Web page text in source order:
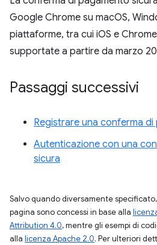
Google Chrome su macOS,
piattaforme, tra cui iOS e
supportate a partire da marzo
Passaggi successivi
Registrare una conferma
Autenticazione con una
sicura
Salvo quando diversamente
pagina sono concessi in base alla
Attribution 4.0, mentre gli esempi di
alla licenza Apache 2.0. Per ulteriori